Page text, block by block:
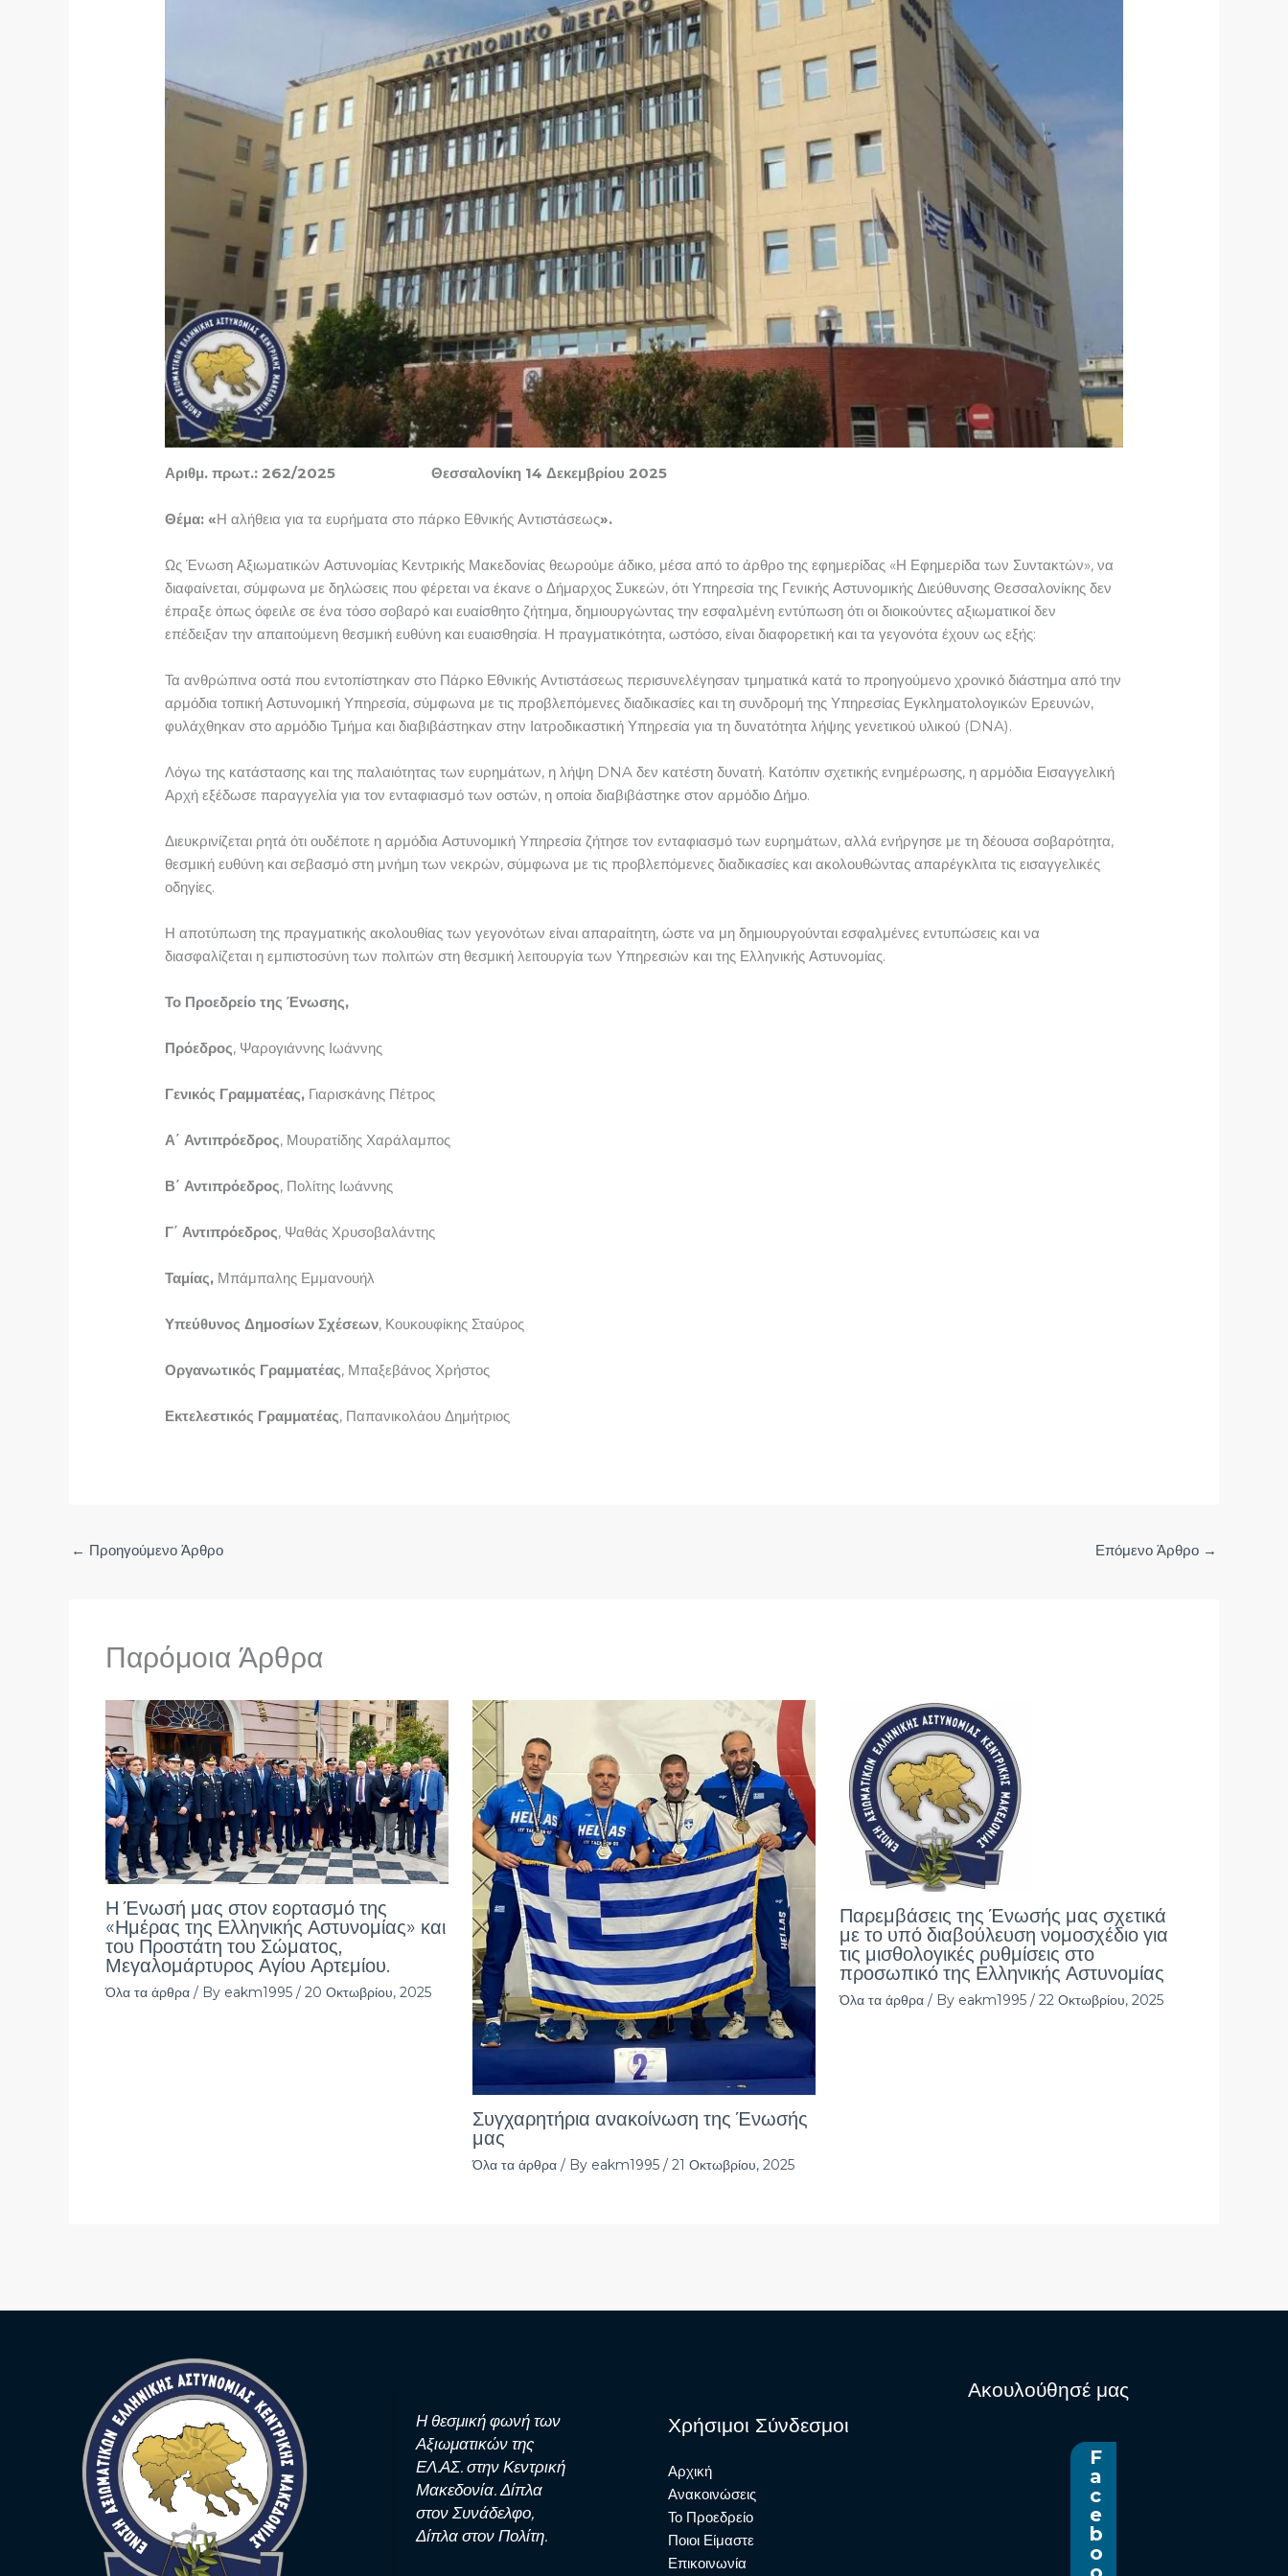
Αριθμ. πρωτ.: 262/2025 Θεσσαλονίκη 14 Δεκεμβρίου 2025
Θέμα: «Η αλήθεια για τα ευρήματα στο πάρκο Εθνικής Αντιστάσεως».
Ως Ένωση Αξιωματικών Αστυνομίας Κεντρικής Μακεδονίας θεωρούμε άδικο, μέσα από το άρθρο της εφημερίδας «Η Εφημερίδα των Συντακτών», να
διαφαίνεται, σύμφωνα με δηλώσεις που φέρεται να έκανε ο Δήμαρχος Συκεών, ότι Υπηρεσία της Γενικής Αστυνομικής Διεύθυνσης Θεσσαλονίκης δεν
έπραξε όπως όφειλε σε ένα τόσο σοβαρό και ευαίσθητο ζήτημα, δημιουργώντας την εσφαλμένη εντύπωση ότι οι διοικούντες αξιωματικοί δεν
επέδειξαν την απαιτούμενη θεσμική ευθύνη και ευαισθησία. Η πραγματικότητα, ωστόσο, είναι διαφορετική και τα γεγονότα έχουν ως εξής:
Τα ανθρώπινα οστά που εντοπίστηκαν στο Πάρκο Εθνικής Αντιστάσεως περισυνελέγησαν τμηματικά κατά το προηγούμενο χρονικό διάστημα από την
αρμόδια τοπική Αστυνομική Υπηρεσία, σύμφωνα με τις προβλεπόμενες διαδικασίες και τη συνδρομή της Υπηρεσίας Εγκληματολογικών Ερευνών,
φυλάχθηκαν στο αρμόδιο Τμήμα και διαβιβάστηκαν στην Ιατροδικαστική Υπηρεσία για τη δυνατότητα λήψης γενετικού υλικού (DNA).
Λόγω της κατάστασης και της παλαιότητας των ευρημάτων, η λήψη DNA δεν κατέστη δυνατή. Κατόπιν σχετικής ενημέρωσης, η αρμόδια Εισαγγελική
Αρχή εξέδωσε παραγγελία για τον ενταφιασμό των οστών, η οποία διαβιβάστηκε στον αρμόδιο Δήμο.
Διευκρινίζεται ρητά ότι ουδέποτε η αρμόδια Αστυνομική Υπηρεσία ζήτησε τον ενταφιασμό των ευρημάτων, αλλά ενήργησε με τη δέουσα σοβαρότητα,
θεσμική ευθύνη και σεβασμό στη μνήμη των νεκρών, σύμφωνα με τις προβλεπόμενες διαδικασίες και ακολουθώντας απαρέγκλιτα τις εισαγγελικές
οδηγίες.
Η αποτύπωση της πραγματικής ακολουθίας των γεγονότων είναι απαραίτητη, ώστε να μη δημιουργούνται εσφαλμένες εντυπώσεις και να
διασφαλίζεται η εμπιστοσύνη των πολιτών στη θεσμική λειτουργία των Υπηρεσιών και της Ελληνικής Αστυνομίας.
Το Προεδρείο της Ένωσης,
Πρόεδρος, Ψαρογιάννης Ιωάννης
Γενικός Γραμματέας, Γιαρισκάνης Πέτρος
Α΄ Αντιπρόεδρος, Μουρατίδης Χαράλαμπος
Β΄ Αντιπρόεδρος, Πολίτης Ιωάννης
Γ΄ Αντιπρόεδρος, Ψαθάς Χρυσοβαλάντης
Ταμίας, Μπάμπαλης Εμμανουήλ
Υπεύθυνος Δημοσίων Σχέσεων, Κουκουφίκης Σταύρος
Οργανωτικός Γραμματέας, Μπαξεβάνος Χρήστος
Εκτελεστικός Γραμματέας, Παπανικολάου Δημήτριος
← Προηγούμενο Άρθρο Επόμενο Άρθρο →
Παρόμοια Άρθρα
Η Ένωσή μας στον εορτασμό της
«Ημέρας της Ελληνικής Αστυνομίας» και
του Προστάτη του Σώματος,
Μεγαλομάρτυρος Αγίου Αρτεμίου.
Όλα τα άρθρα/ By eakm1995 / 20 Οκτωβρίου, 2025
Συγχαρητήρια ανακοίνωση της Ένωσής
μας
Όλα τα άρθρα/ By eakm1995 / 21 Οκτωβρίου, 2025
Παρεμβάσεις της Ένωσής μας σχετικά
με το υπό διαβούλευση νομοσχέδιο για
τις μισθολογικές ρυθμίσεις στο
προσωπικό της Ελληνικής Αστυνομίας
Όλα τα άρθρα / By eakm1995/22 Οκτωβρίου, 2025
Η θεσμική φωνή των
Αξιωματικών της
ΕΛ.ΑΣ. στην Κεντρική
Μακεδονία. Δίπλα
στον Συνάδελφο,
Δίπλα στον Πολίτη.
Χρήσιμοι Σύνδεσμοι
Αρχική
Ανακοινώσεις
Το Προεδρείο
Ποιοι Είμαστε
Επικοινωνία
Ακουλούθησέ μας
F
a
c
e
b
o